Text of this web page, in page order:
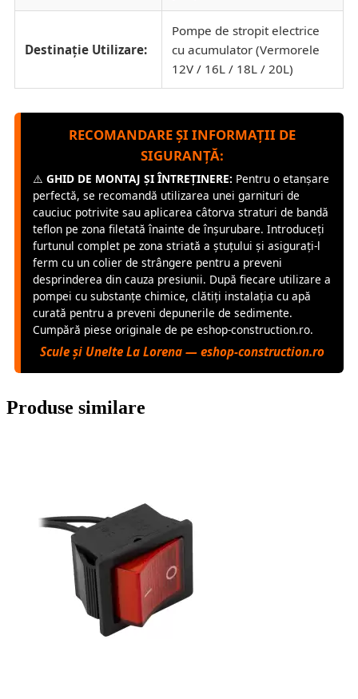
Destinație Utilizare:
Pompe de stropit electrice
cu acumulator (Vermorele
12V / 16L / 18L / 20L)
RECOMANDARE ȘI INFORMAȚII DE
SIGURANȚĂ:
⚠️ GHID DE MONTAJ ȘI ÎNTREȚINERE: Pentru o etanșare
perfectă, se recomandă utilizarea unei garnituri de
cauciuc potrivite sau aplicarea câtorva straturi de bandă
teflon pe zona filetată înainte de înșurubare. Introduceți
furtunul complet pe zona striată a ștuțului și asigurați-l
ferm cu un colier de strângere pentru a preveni
desprinderea din cauza presiunii. După fiecare utilizare a
pompei cu substanțe chimice, clătiți instalația cu apă
curată pentru a preveni depunerile de sedimente.
Cumpără piese originale de pe eshop-construction.ro.
Scule și Unelte La Lorena — eshop-construction.ro
Produse similare